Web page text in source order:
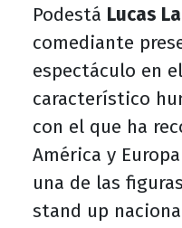
Podestá Lucas
comediante
espectáculo en
característico
con el que ha
América y
una de las
stand up